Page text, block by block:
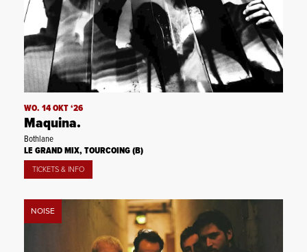
WO. 14 OKT ‘26
Maquina.
Bothlane
LE GRAND MIX, TOURCOING (B)
TICKETS & INFO
NOISE